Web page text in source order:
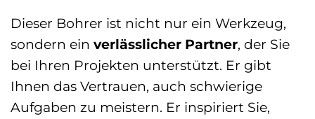
Dieser Bohrer ist nicht nur ein Werkzeug,
sondern ein verlässlicher Partner, der Sie
bei Ihren Projekten unterstützt. Er gibt
Ihnen das Vertrauen, auch schwierige
Aufgaben zu meistern. Er inspiriert Sie,